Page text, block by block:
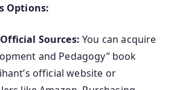
Options:
Sources: You can acquire
and Pedagogy” book
official website or